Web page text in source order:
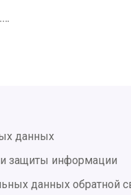
данных
защиты информации
данных обратной